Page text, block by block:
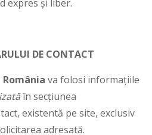
expres și liber.
DE CONTACT
va folosi informațiile
în secțiunea
existentă pe site, exclusiv
adresată.